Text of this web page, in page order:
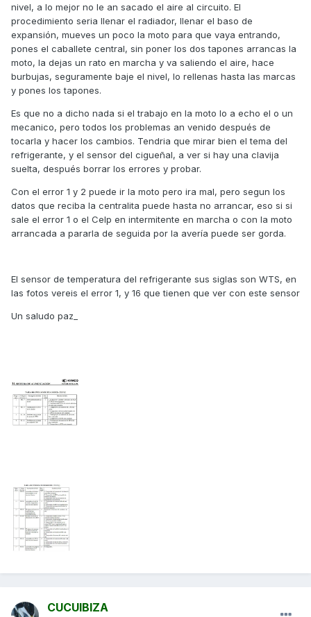
nivel, a lo mejor no le an sacado el aire al circuito. El
procedimiento seria llenar el radiador, llenar el baso de
expansión, mueves un poco la moto para que vaya entrando,
pones el caballete central, sin poner los dos tapones arrancas la
moto, la dejas un rato en marcha y va saliendo el aire, hace
burbujas, seguramente baje el nivel, lo rellenas hasta las marcas
y pones los tapones.
Es que no a dicho nada si el trabajo en la moto lo a echo el o un
mecanico, pero todos los problemas an venido después de
tocarla y hacer los cambios. Tendria que mirar bien el tema del
refrigerante, y el sensor del cigueñal, a ver si hay una clavija
suelta, después borrar los errores y probar.
Con el error 1 y 2 puede ir la moto pero ira mal, pero segun los
datos que reciba la centralita puede hasta no arrancar, eso si si
sale el error 1 o el Celp en intermitente en marcha o con la moto
arrancada a pararla de seguida por la avería puede ser gorda.
El sensor de temperatura del refrigerante sus siglas son WTS, en
las fotos vereis el error 1, y 16 que tienen que ver con este sensor
Un saludo paz_
CUCUIBIZA